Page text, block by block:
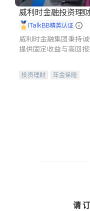
威利时金融投资理
iTalkBB精英认证
威利时金融集团秉持诚
提供固定收益与高回
合，助力客户实现目标
投资理财
年金保险
请